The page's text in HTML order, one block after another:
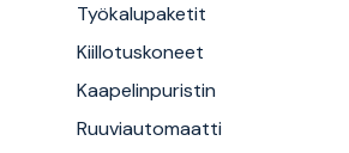
Työkalupaketit
Kiillotuskoneet
Kaapelinpuristin
Ruuviautomaatti